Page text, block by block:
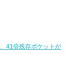
41倍残存ポケットが